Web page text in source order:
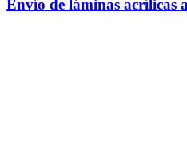
Envío de láminas acrílicas